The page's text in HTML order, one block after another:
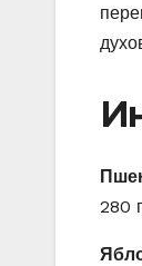
280 г